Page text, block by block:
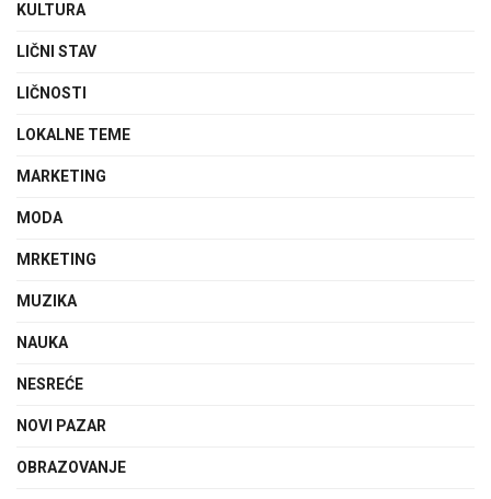
KULTURA
LIČNI STAV
LIČNOSTI
LOKALNE TEME
MARKETING
MODA
MRKETING
MUZIKA
NAUKA
NESREĆE
NOVI PAZAR
OBRAZOVANJE